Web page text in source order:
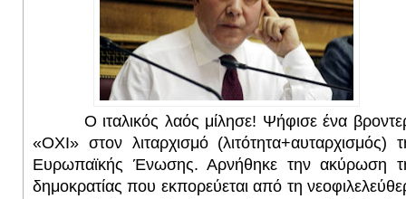
Ο ιταλικός λαός μίλησε! Ψήφισε ένα
«ΟΧΙ» στον λιταρχισμό (λιτότητα+αυταρχισμός)
Ευρωπαϊκής Ένωσης. Αρνήθηκε την ακύρωση
δημοκρατίας που εκπορεύεται από τη